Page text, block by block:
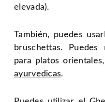
elevada).
También, puedes
bruschettas. Puedes
para platos
ayurvedicas.